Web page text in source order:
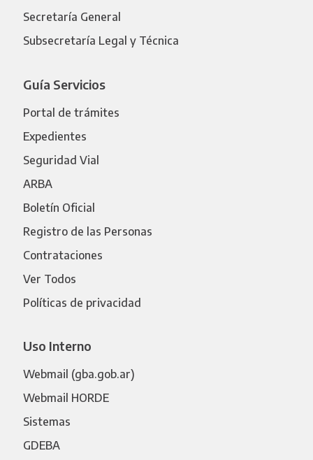
Secretaría General
Subsecretaría Legal y Técnica
Guía Servicios
Portal de trámites
Expedientes
Seguridad Vial
ARBA
Boletín Oficial
Registro de las Personas
Contrataciones
Ver Todos
Políticas de privacidad
Uso Interno
Webmail (gba.gob.ar)
Webmail HORDE
Sistemas
GDEBA